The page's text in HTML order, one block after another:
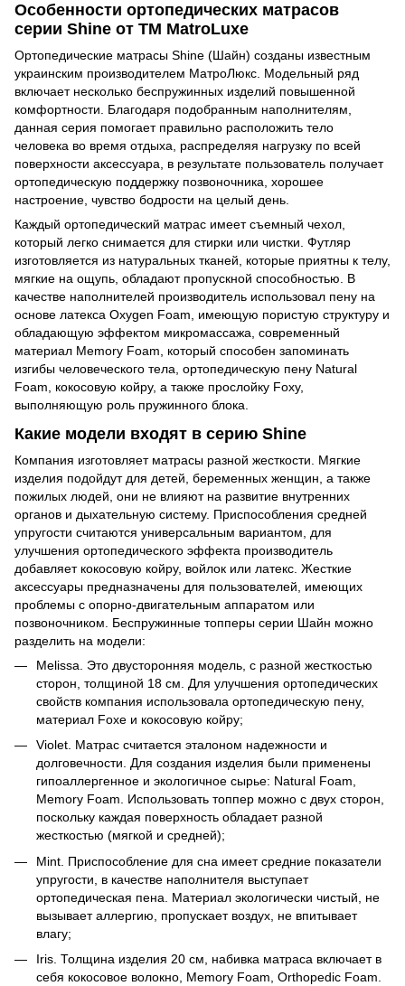
Особенности ортопедических матрасов
серии Shine от ТМ MatroLuxe
Ортопедические матрасы Shine (Шайн) созданы известным
украинским производителем МатроЛюкс. Модельный ряд
включает несколько беспружинных изделий повышенной
комфортности. Благодаря подобранным наполнителям,
данная серия помогает правильно расположить тело
человека во время отдыха, распределяя нагрузку по всей
поверхности аксессуара, в результате пользователь получает
ортопедическую поддержку позвоночника, хорошее
настроение, чувство бодрости на целый день.
Каждый ортопедический матрас имеет съемный чехол,
который легко снимается для стирки или чистки. Футляр
изготовляется из натуральных тканей, которые приятны к телу,
мягкие на ощупь, обладают пропускной способностью. В
качестве наполнителей производитель использовал пену на
основе латекса Oxygen Foam, имеющую пористую структуру и
обладающую эффектом микромассажа, современный
материал Memory Foam, который способен запоминать
изгибы человеческого тела, ортопедическую пену Natural
Foam, кокосовую койру, а также прослойку Foxy,
выполняющую роль пружинного блока.
Какие модели входят в серию Shine
Компания изготовляет матрасы разной жесткости. Мягкие
изделия подойдут для детей, беременных женщин, а также
пожилых людей, они не влияют на развитие внутренних
органов и дыхательную систему. Приспособления средней
упругости считаются универсальным вариантом, для
улучшения ортопедического эффекта производитель
добавляет кокосовую койру, войлок или латекс. Жесткие
аксессуары предназначены для пользователей, имеющих
проблемы с опорно-двигательным аппаратом или
позвоночником. Беспружинные топперы серии Шайн можно
разделить на модели:
Melissa. Это двусторонняя модель, с разной жесткостью
сторон, толщиной 18 см. Для улучшения ортопедических
свойств компания использовала ортопедическую пену,
материал Foxe и кокосовую койру;
Violet. Матрас считается эталоном надежности и
долговечности. Для создания изделия были применены
гипоаллергенное и экологичное сырье: Natural Foam,
Memory Foam. Использовать топпер можно с двух сторон,
поскольку каждая поверхность обладает разной
жесткостью (мягкой и средней);
Mint. Приспособление для сна имеет средние показатели
упругости, в качестве наполнителя выступает
ортопедическая пена. Материал экологически чистый, не
вызывает аллергию, пропускает воздух, не впитывает
влагу;
Iris. Толщина изделия 20 см, набивка матраса включает в
себя кокосовое волокно, Memory Foam, Orthopedic Foam.